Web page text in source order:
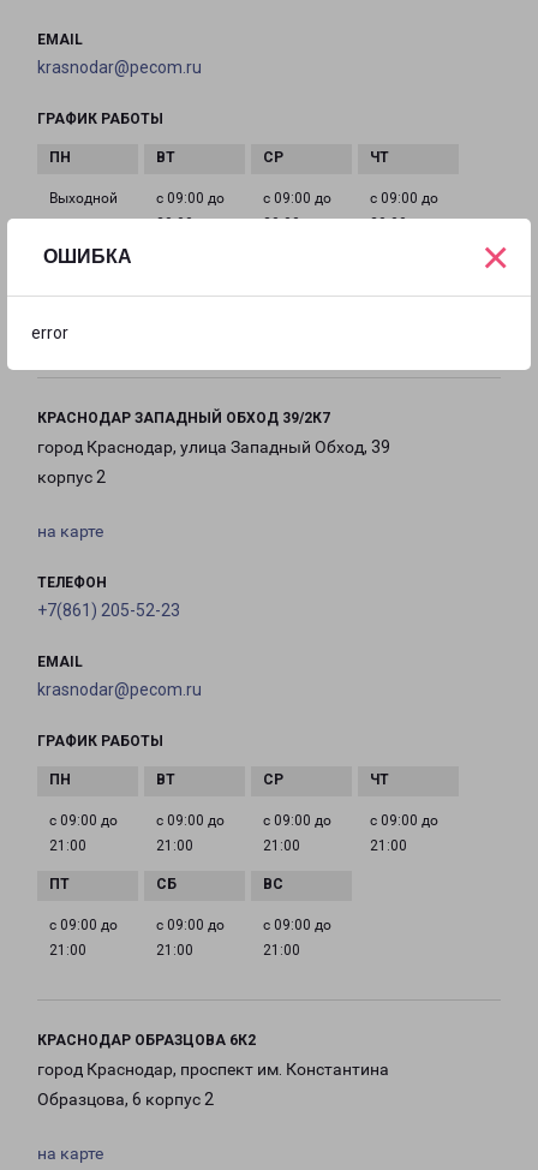
ОШИБКА
error
×
EMAIL
krasnodar@pecom.ru
ГРАФИК РАБОТЫ
Выходной
с 09:00 до
20:00
с 09:00 до
20:00
с 09:00 до
20:00
20:00
КРАСНОДАР ЗАПАДНЫЙ ОБХОД 39/2К7
город Краснодар, улица Западный Обход, 39
корпус 2
на карте
ТЕЛЕФОН
+7(861) 205-52-23
EMAIL
krasnodar@pecom.ru
ГРАФИК РАБОТЫ
с 09:00 до
21:00
с 09:00 до
21:00
с 09:00 до
21:00
с 09:00 до
21:00
с 09:00 до
21:00
с 09:00 до
21:00
с 09:00 до
21:00
КРАСНОДАР ОБРАЗЦОВА 6К2
город Краснодар, проспект им. Константина
Образцова, 6 корпус 2
на карте